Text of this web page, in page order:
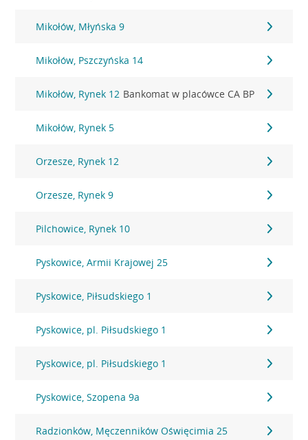
Mikołów, Młyńska 9
Mikołów, Pszczyńska 14
Mikołów, Rynek 12 Bankomat w placówce CA BP
Mikołów, Rynek 5
Orzesze, Rynek 12
Orzesze, Rynek 9
Pilchowice, Rynek 10
Pyskowice, Armii Krajowej 25
Pyskowice, Piłsudskiego 1
Pyskowice, pl. Piłsudskiego 1
Pyskowice, pl. Piłsudskiego 1
Pyskowice, Szopena 9a
Radzionków, Męczenników Oświęcimia 25